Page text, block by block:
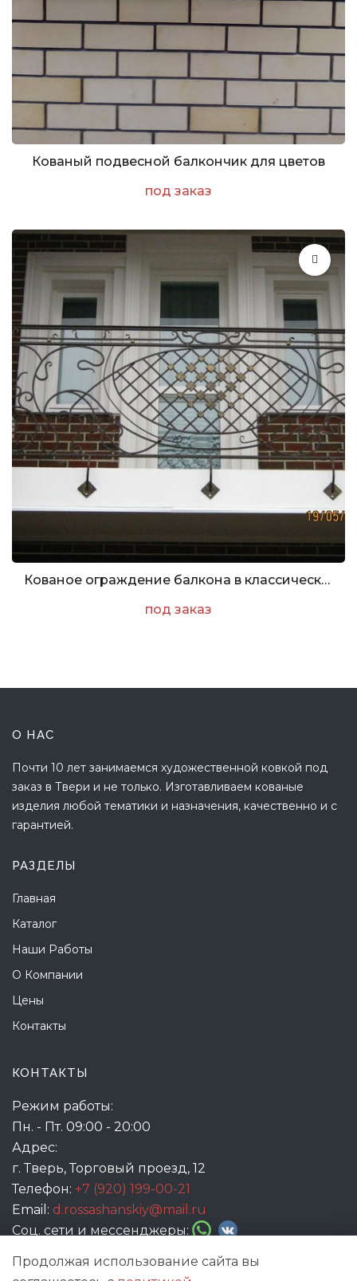
Кованый подвесной балкончик для цветов
под заказ
Кованое ограждение балкона в классическом стиле
под заказ
О НАС
Почти 10 лет занимаемся художественной ковкой под
заказ в Твери и не только. Изготавливаем кованые
изделия любой тематики и назначения, качественно и с
гарантией.
РАЗДЕЛЫ
Главная
Каталог
Наши Работы
О Компании
Цены
Контакты
КОНТАКТЫ
Режим работы:
Пн. - Пт. 09:00 - 20:00
Адрес:
г. Тверь, Торговый проезд, 12
Телефон: +7 (920) 199-00-21
Email: d.rossashanskiy@mail.ru
Соц. сети и мессенджеры:
Продолжая использование сайта вы